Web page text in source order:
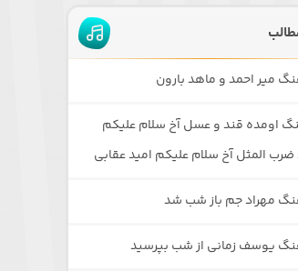
میر احمد و ماهد بارون
اومده قند و عسل آخ سلام علیکم
المثل آخ سلام علیکم امید عقابی
مهراد جم باز شب شد
یوسف زمانی از شب بپرسید